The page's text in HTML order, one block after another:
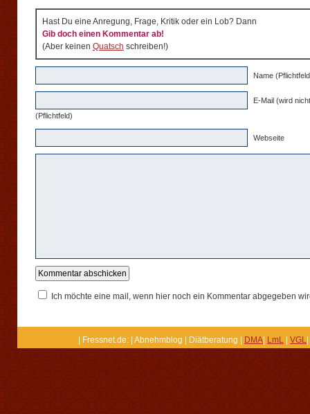
Hast Du eine Anregung, Frage, Kritik oder ein Lob? Dann
Gib doch einen Kommentar ab!
(Aber keinen Quatsch schreiben!)
Name
E-Mail (wird
(Pflichtfeld)
Webseite
Ich möchte eine mail, wenn hier noch ein Kommentar abgegeben
| Fressnet.de: | Abnehmblog | Diätberatung | DMA LmL VGL